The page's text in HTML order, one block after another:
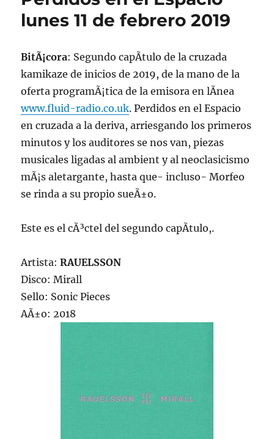
NÂ°2
de
lunes
de
de
2019
lunes 11 de febrero 2019
BitÃ¡cora: Segundo capÃ­tulo de la cruzada
kamikaze de inicios de 2019, de la mano de la
oferta programÃ¡tica de la emisora en lÃ­nea
www.fluid-radio.co.uk. Perdidos en el Espacio
en cruzada a la deriva, arriesgando los primeros
minutos y los auditores se nos van, piezas
musicales ligadas al ambient y al neoclasicismo
mÃ¡s aletargante, hasta que- incluso- Morfeo
se rinda a su propio sueÃ±o.
Este es el cÃ³ctel del segundo capÃ­tulo,.
Artista:RAUELSSON
Disco: Mirall
Sello: Sonic Pieces
AÃ±o: 2018